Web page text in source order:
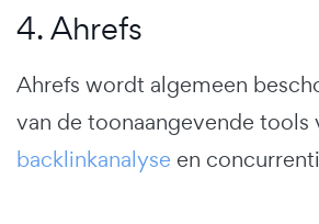
4. Ahrefs
Ahrefs wordt algemeen
van de toonaangevende tools
backlinkanalyse en